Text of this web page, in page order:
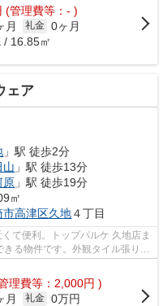
(管理費等：- )
月 礼金 0ヶ月
/ 16.85㎡
ェア
」駅 徒歩2分
山 」駅 徒歩13分
原 」駅 徒歩19分
㎡
市高津区久地４丁目
て便利。トップパルケ 久地店ま
る物件です。外観タイル張りは
理費等：2,000円 )
月 礼金 0万円